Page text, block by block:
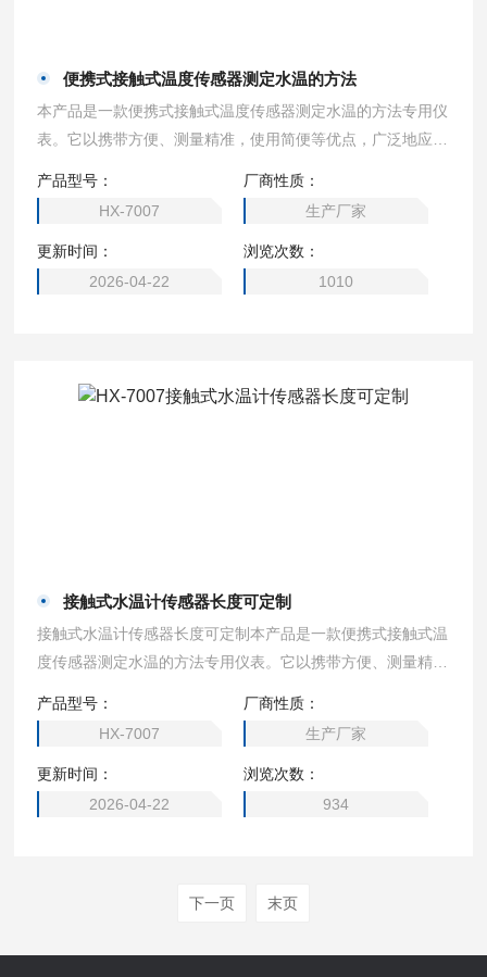
便携式接触式温度传感器测定水温的方法
本产品是一款便携式接触式温度传感器测定水温的方法专用仪
表。它以携带方便、测量精准，使用简便等优点，广泛地应用
定。
产品型号：
HX-7007
厂商性质：
生产厂家
更新时间：
2026-04-22
浏览次数：
1010
接触式水温计传感器长度可定制
接触式水温计传感器长度可定制本产品是一款便携式接触式温
度传感器测定水温的方法专用仪表。它以携带方便、测量精
水、工业废水和海水等水温的测定。
产品型号：
HX-7007
厂商性质：
生产厂家
更新时间：
2026-04-22
浏览次数：
934
下一页 末页